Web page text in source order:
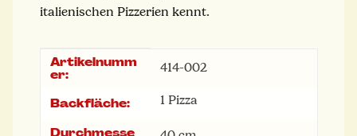
italienischen Pizzerien kennt.
Produkteigenschaft
Wert
Artikelnumm
er:
414-002
Backfläche: 1 Pizza
Durchmesse